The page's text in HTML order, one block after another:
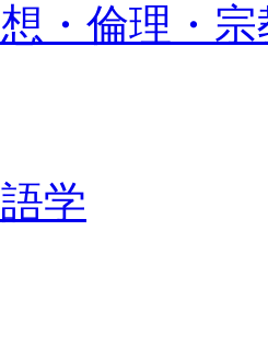
・倫理・宗
学